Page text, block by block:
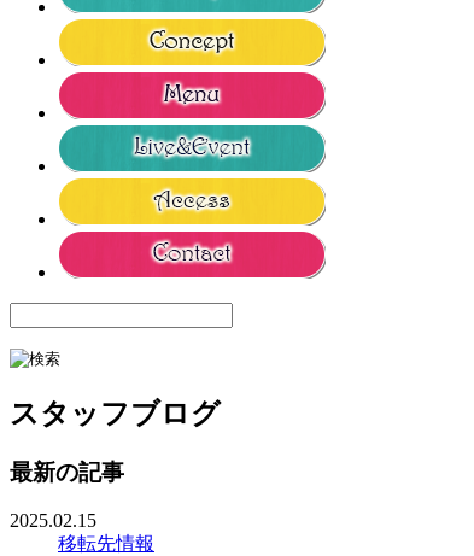
スタッフブログ
最新の記事
2025.02.15
移転先情報